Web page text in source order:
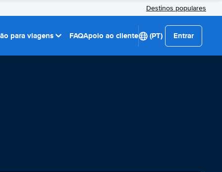
Destinos populares
para viagens FAQApoio ao cliente (PT) Entrar